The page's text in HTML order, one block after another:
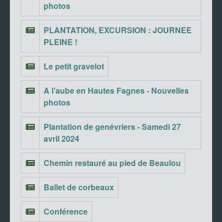
photos
PLANTATION, EXCURSION : JOURNEE
PLEINE !
Le petit gravelot
A l’aube en Hautes Fagnes - Nouvelles
photos
Plantation de genévriers - Samedi 27
avril 2024
Chemin restauré au pied de Beaulou
Ballet de corbeaux
Conférence